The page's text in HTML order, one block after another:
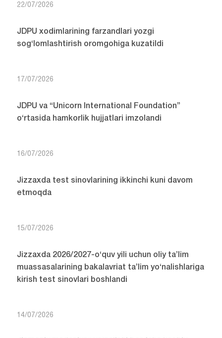
22/07/2026
JDPU xodimlarining farzandlari yozgi
sog‘lomlashtirish oromgohiga kuzatildi
17/07/2026
JDPU va “Unicorn International Foundation”
o‘rtasida hamkorlik hujjatlari imzolandi
16/07/2026
Jizzaxda test sinovlarining ikkinchi kuni davom
etmoqda
15/07/2026
Jizzaxda 2026/2027-o‘quv yili uchun oliy ta’lim
muassasalarining bakalavriat ta’lim yo‘nalishlariga
kirish test sinovlari boshlandi
14/07/2026